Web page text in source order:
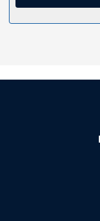
Serviço do hotel
dispõe também de
Maria del Cabo.
diariamente entre
entre o leque de